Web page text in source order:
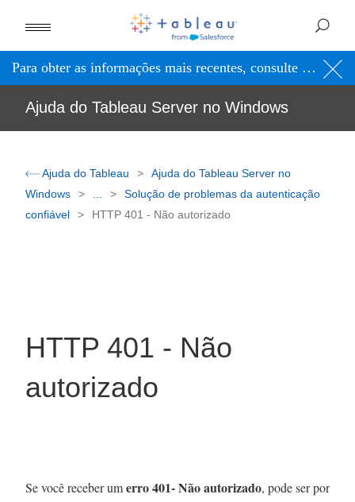
Para obter as informações mais recentes, consulte aAjuda
Ajuda do Tableau Server no Windows
Ajuda do Tableau
Ajuda do Tableau Server no
Windows
Solução de problemas da autenticação
confiável
HTTP 401 - Não autorizado
HTTP 401 - Não
autorizado
Se você receber umerro 401- Não autorizado, pode ser por